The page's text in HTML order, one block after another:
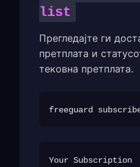
list
Прегледајте ги
претплата и
тековна претплата.
Your Subscription